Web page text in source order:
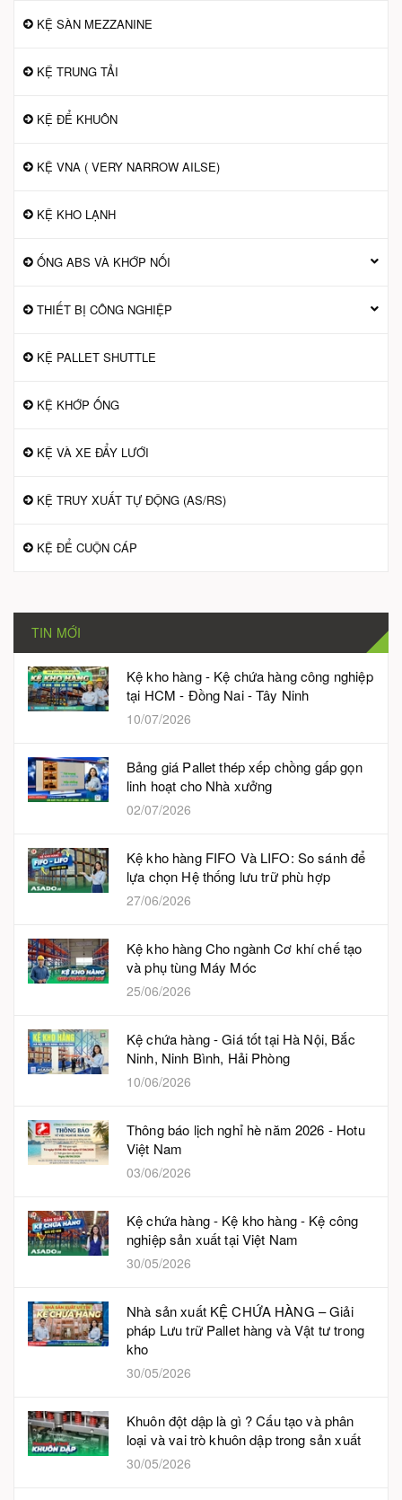
KỆ SÀN MEZZANINE
KỆ TRUNG TẢI
KỆ ĐỂ KHUÔN
KỆ VNA ( VERY NARROW AILSE)
KỆ KHO LẠNH
ỐNG ABS VÀ KHỚP NỐI
THIẾT BỊ CÔNG NGHIỆP
KỆ PALLET SHUTTLE
KỆ KHỚP ỐNG
KỆ VÀ XE ĐẨY LƯỚI
KỆ TRUY XUẤT TỰ ĐỘNG (AS/RS)
KỆ ĐỂ CUỘN CÁP
TIN MỚI
Kệ kho hàng - Kệ chứa hàng công nghiệp
tại HCM - Đồng Nai - Tây Ninh
10/07/2026
Bảng giá Pallet thép xếp chồng gấp gọn
linh hoạt cho Nhà xưởng
02/07/2026
Kệ kho hàng FIFO Và LIFO: So sánh để
lựa chọn Hệ thống lưu trữ phù hợp
27/06/2026
Kệ kho hàng Cho ngành Cơ khí chế tạo
và phụ tùng Máy Móc
25/06/2026
Kệ chứa hàng - Giá tốt tại Hà Nội, Bắc
Ninh, Ninh Bình, Hải Phòng
10/06/2026
Thông báo lịch nghỉ hè năm 2026 - Hotu
Việt Nam
03/06/2026
Kệ chứa hàng - Kệ kho hàng - Kệ công
nghiệp sản xuất tại Việt Nam
30/05/2026
Nhà sản xuất KỆ CHỨA HÀNG – Giải
pháp Lưu trữ Pallet hàng và Vật tư trong
kho
30/05/2026
Khuôn đột dập là gì ? Cấu tạo và phân
loại và vai trò khuôn dập trong sản xuất
30/05/2026